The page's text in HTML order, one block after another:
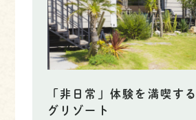
「非日常」体験を満喫す
グリゾート